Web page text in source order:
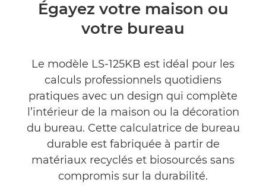
Commentaires
Égayez votre maison ou
votre bureau
Le modèle LS-125KB est idéal pour les
calculs professionnels quotidiens
pratiques avec un design qui complète
l’intérieur de la maison ou la décoration
du bureau. Cette calculatrice de bureau
durable est fabriquée à partir de
matériaux recyclés et biosourcés sans
compromis sur la durabilité.